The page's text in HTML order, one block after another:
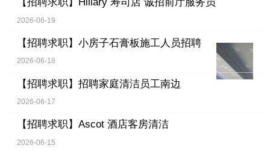
2026-06-19
【招聘求职】 小房子石膏板施工人员招聘
2026-06-18
【招聘求职】 招聘家庭清洁员工南边
2026-06-17
【招聘求职】 Ascot 酒店客房清洁
2026-06-15